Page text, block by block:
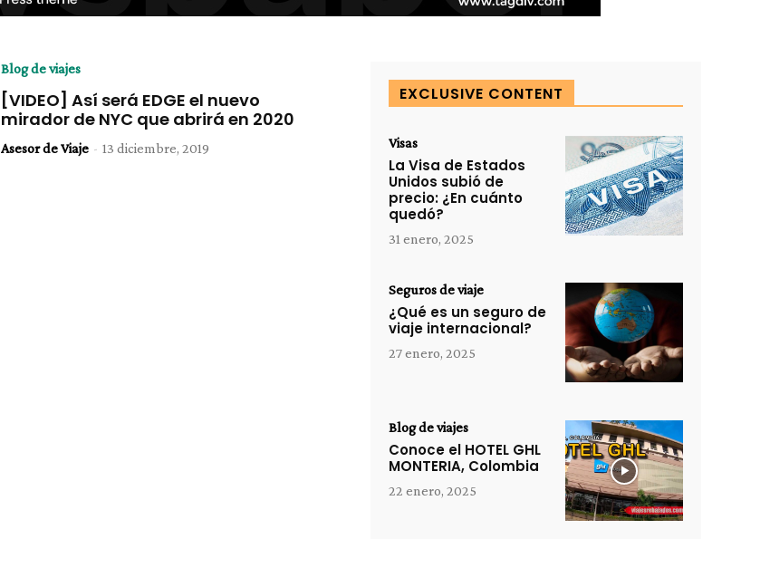
Blog de viajes
[VIDEO] Así será EDGE el nuevo
mirador de NYC que abrirá en 2020
Asesor de Viaje - 13 diciembre, 2019
EXCLUSIVE CONTENT
Visas
La Visa de Estados
Unidos subió de
precio: ¿En cuánto
quedó?
31 enero, 2025
Seguros de viaje
¿Qué es un seguro de
viaje internacional?
27 enero, 2025
Blog de viajes
Conoce el HOTEL GHL
MONTERIA, Colombia
22 enero, 2025